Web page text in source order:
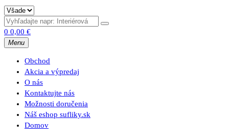
0 0,00 €
Menu
Obchod
Akcia a výpredaj
O nás
Kontaktujte nás
Možnosti doručenia
Náš eshop sufliky.sk
Domov